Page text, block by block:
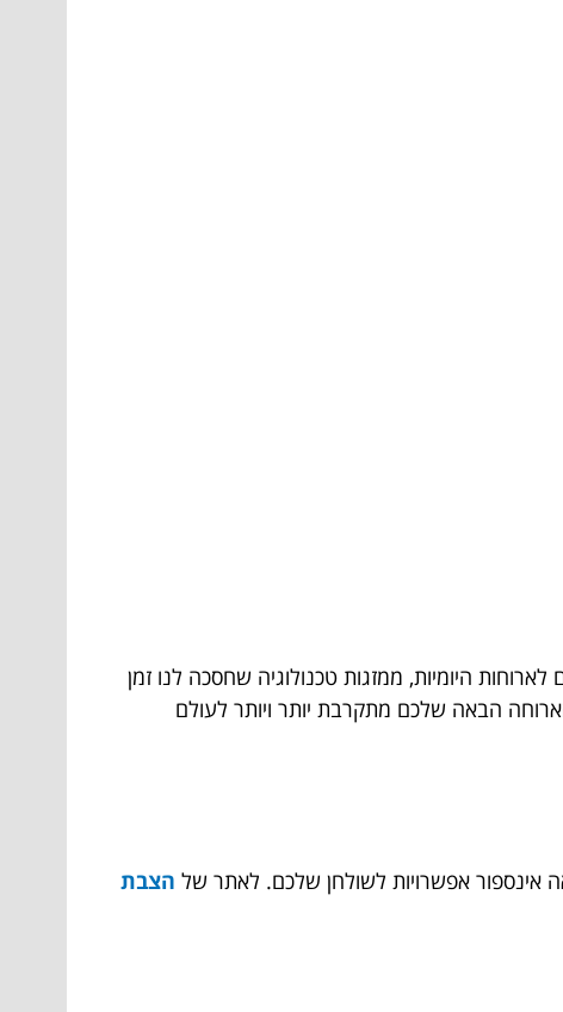
היומיות, ממזגות טכנולוגיה שחסכה לנו זמן
הבאה שלכם מתקרבת יותר ויותר לעולם
אפשרויות לשולחן שלכם. לאתר של הצבת